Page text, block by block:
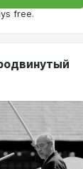
free.